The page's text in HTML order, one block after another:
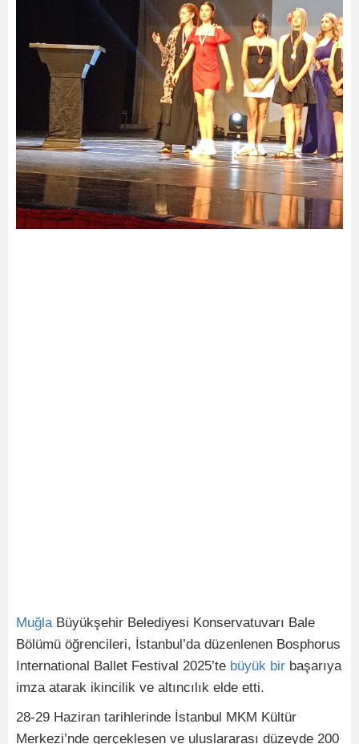
MuğlaBüyükşehir Belediyesi Konservatuvarı Bale
Bölümü öğrencileri, İstanbul’da düzenlenen Bosphorus
International Ballet Festival 2025’te büyük bir başarıya
imza atarak ikincilik ve altıncılık elde etti.
28-29 Haziran tarihlerinde İstanbul MKM Kültür
Merkezi’nde gerçekleşen ve uluslararası düzeyde 200